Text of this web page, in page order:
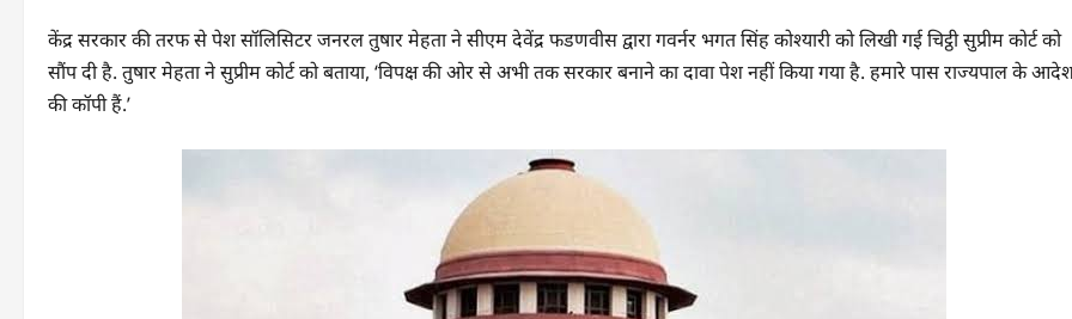
केंद्र सरकार की तरफ से पेश सॉलिसिटर जनरल तुषार मेहता ने सीएम देवेंद्र फडणवीस द्वारा गवर्नर भगत सिंह कोश्यारी को लिखी गई चिट्ठी सुप्रीम कोर्ट को
सौंप दी है. तुषार मेहता ने सुप्रीम कोर्ट को बताया, ‘विपक्ष की ओर से अभी तक सरकार बनाने का दावा पेश नहीं किया गया है. हमारे पास राज्यपाल के
की कॉपी हैं.’